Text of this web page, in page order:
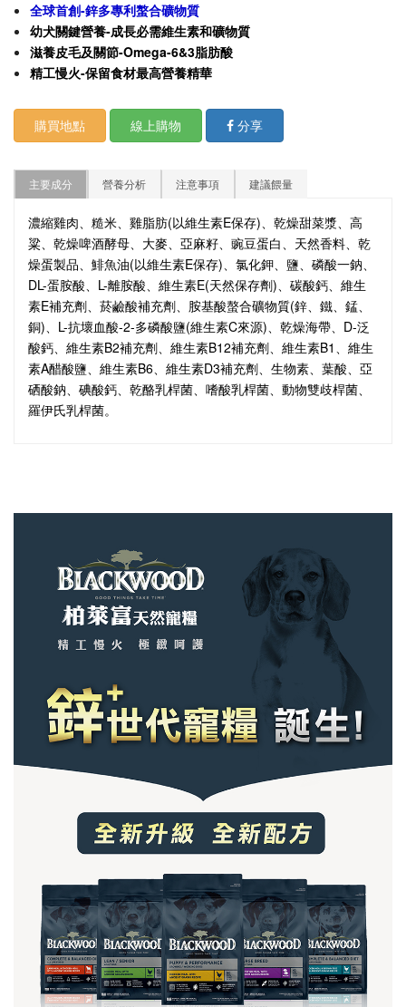
全球首創-鋅多專利螯合礦物質
幼犬關鍵營養-成長必需維生素和礦物質
滋養皮毛及關節-Omega-6&3脂肪酸
精工慢火-保留食材最高營養精華
購買地點 線上購物 分享
主要成分 營養分析 注意事項 建議餵量
濃縮雞肉、糙米、雞脂肪(以維生素E保存)、乾燥甜菜漿、高
粱、乾燥啤酒酵母、大麥、亞麻籽、豌豆蛋白、天然香料、乾
燥蛋製品、鯡魚油(以維生素E保存)、氯化鉀、鹽、磷酸一鈉、
DL-蛋胺酸、L-離胺酸、維生素E(天然保存劑)、碳酸鈣、維生
素E補充劑、菸鹼酸補充劑、胺基酸螯合礦物質(鋅、鐵、錳、
銅)、L-抗壞血酸-2-多磷酸鹽(維生素C來源)、乾燥海帶、D-泛
酸鈣、維生素B2補充劑、維生素B12補充劑、維生素B1、維生
素A醋酸鹽、維生素B6、維生素D3補充劑、生物素、葉酸、亞
硒酸鈉、碘酸鈣、乾酪乳桿菌、嗜酸乳桿菌、動物雙歧桿菌、
羅伊氏乳桿菌。